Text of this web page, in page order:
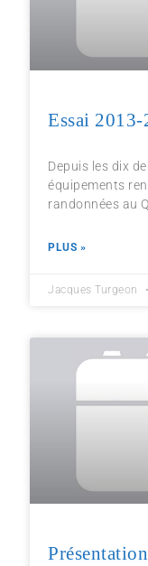
Essai
Depuis les dix
équipements
randonnées au
PLUS »
Jacques Turgeon